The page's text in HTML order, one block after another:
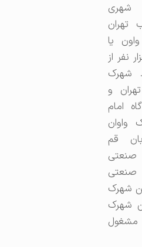
یا
نفر از
و